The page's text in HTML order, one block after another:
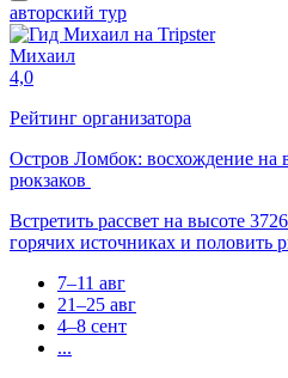
авторский тур
Михаил
4,0
Рейтинг организатора
Остров Ломбок: восхождение на
рюкзаков
Встретить рассвет на высоте
горячих источниках и половить
7–11 авг
21–25 авг
4–8 сент
...